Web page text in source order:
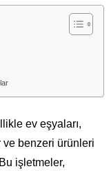
ev eşyaları,
benzeri ürünleri
işletmeler,